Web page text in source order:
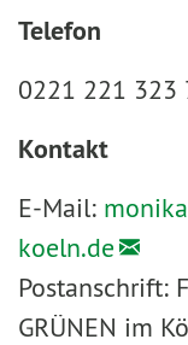
Telefon
0221 221 323
Kontakt
E-Mail:
koeln.de
Postanschrift:
GRÜNEN im